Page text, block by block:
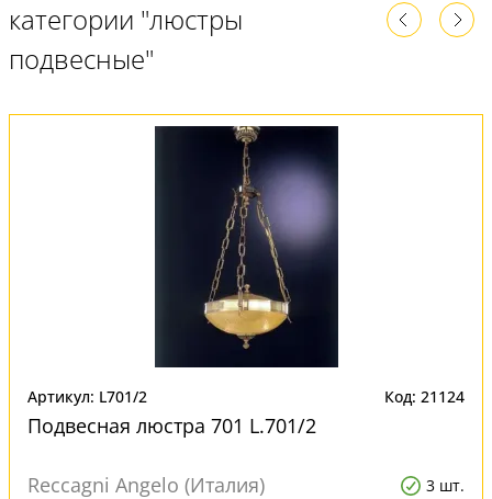
категории "люстры
подвесные"
Артикул: L701/2 Код: 21124
Подвесная люстра 701 L.701/2
Reccagni Angelo (Италия) 3 шт.